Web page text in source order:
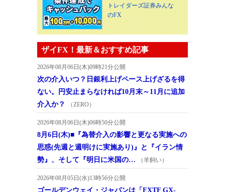
トレイダーズ証券みんな
のFX
ザイFX！最新＆おすすめ記事
2026年08月06日(木)09時21分公開
次の介入いつ？日銀利上げペース上げざるを得
ない。円安止まらなければ10月末～11月に追加
介入か？
（ZERO）
2026年08月06日(木)06時50分公開
8月6日(木)■『為替介入の影響と更なる実施への
思惑(先週と週明けに実施あり)』と『イラン情
勢』、そして『明日に米国の…
（羊飼い）
2026年08月05日(水)13時56分公開
ゴールデンウェイ・ジャパンは「FXTF GX-